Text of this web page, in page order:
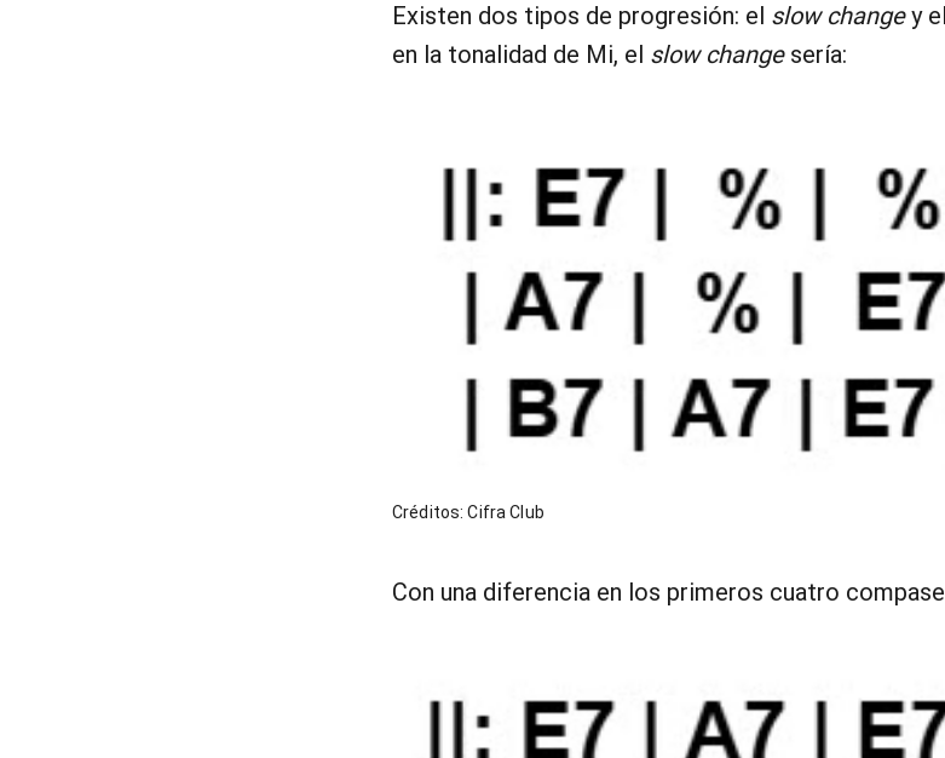
Existen dos tipos de progresión: el slow changey el
en la tonalidad de Mi, el slow changesería:
Créditos: Cifra Club
Con una diferencia en los primeros cuatro